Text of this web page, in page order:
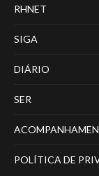
RHNET
SIGA
DIÁRIO
SER
POLÍTICA DE